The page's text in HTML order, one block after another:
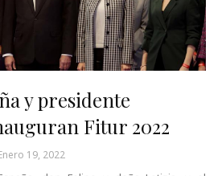
y presidente
Fitur 2022
19, 2022